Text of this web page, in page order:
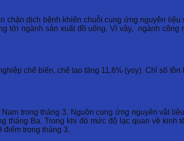
chặn dịch bệnh khiến chuỗi cung ứng nguyên liệu
ngành sản xuất đồ uống. Vì vậy, ngành công
chế biến, chế tạo tăng 11,6% (yoy). Chỉ số tồn
trong tháng 3. Nguồn cung ứng nguyên vật
Ba. Trong khi đó mức độ lạc quan về kinh
trong tháng 3.